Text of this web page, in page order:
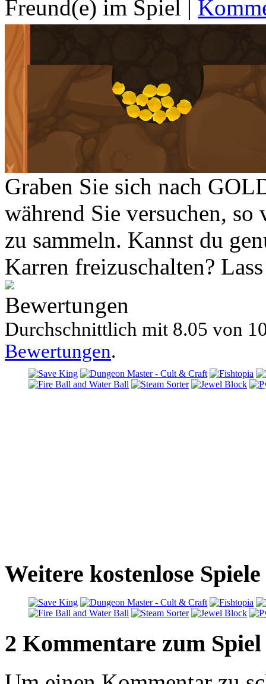
Freund(e) im Spiel |
Graben Sie sich nach
während Sie versuchen,
zu sammeln. Kannst du
Karren freizuschalten?
Bewertungen
Durchschnittlich mit 8.05 von
Bewertungen.
Weitere kostenlose
2 Kommentare zum Spiel